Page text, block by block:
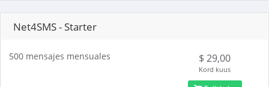
Net4SMS - Starter
500 mensajes mensuales $ 29,00
Kord kuus